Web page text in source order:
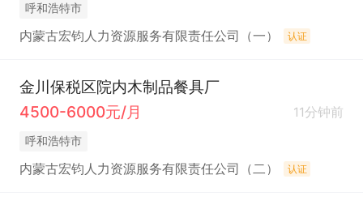
呼和浩特市
内蒙古宏钧人力资源服务有限责任公司（一） 认证
金川保税区院内木制品餐具厂
4500-6000元/月
11分钟前
呼和浩特市
内蒙古宏钧人力资源服务有限责任公司（二） 认证